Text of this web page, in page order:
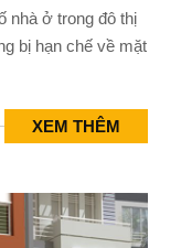
nhà ở trong đô thị
bị hạn chế về mặt
XEM THÊM